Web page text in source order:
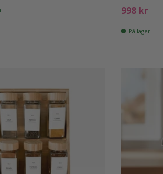
Ord. pris
998 kr
På lager